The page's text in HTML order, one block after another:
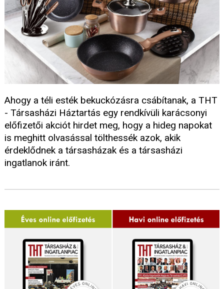
Ahogy a téli esték bekuckózásra csábítanak, a THT
- Társasházi Háztartás egy rendkívüli karácsonyi
előfizetői akciót hirdet meg, hogy a hideg napokat
is meghitt olvasással tölthessék azok, akik
érdeklődnek a társasházak és a társasházi
ingatlanok iránt.